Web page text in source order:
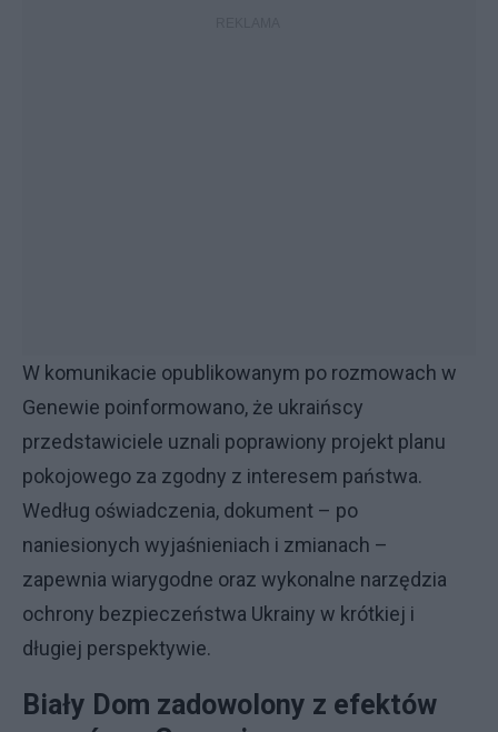
W komunikacie opublikowanym po rozmowach w
Genewie poinformowano, że ukraińscy
przedstawiciele uznali poprawiony projekt planu
pokojowego za zgodny z interesem państwa.
Według oświadczenia, dokument – po
naniesionych wyjaśnieniach i zmianach –
zapewnia wiarygodne oraz wykonalne narzędzia
ochrony bezpieczeństwa Ukrainy w krótkiej i
długiej perspektywie.
Biały Dom zadowolony z efektów